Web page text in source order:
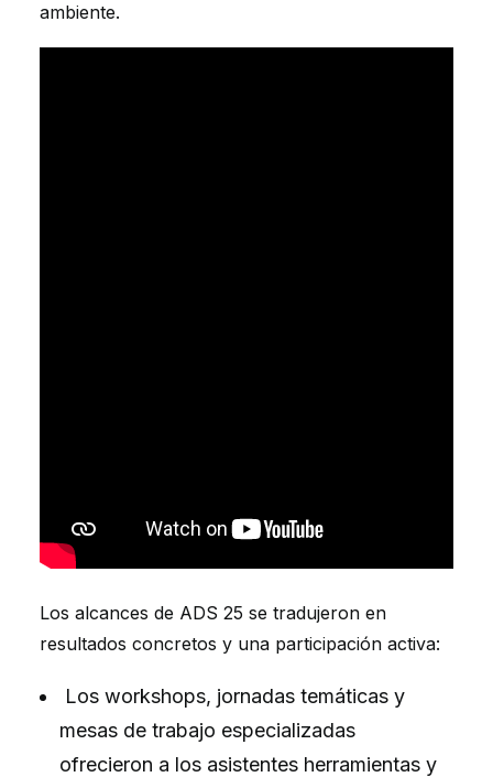
ambiente.
Los alcances de ADS 25 se tradujeron en
resultados concretos y una participación activa:
Los workshops, jornadas temáticas y
mesas de trabajo especializadas
ofrecieron a los asistentes herramientas y